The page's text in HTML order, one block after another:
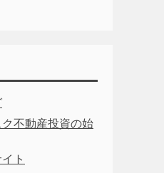
不動産投資の始
ト